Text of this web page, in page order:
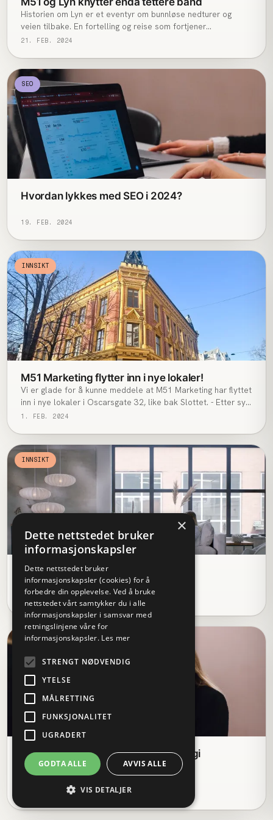
Historien om Lyn er et eventyr om bunnløse nedturer og
veien tilbake. En fortelling og reise som fortjener
oppmerksomhet.
21. FEB. 2024
SEO
Hvordan lykkes med SEO i 2024?
19. FEB. 2024
INNSIKT
M51 Marketing flytter inn i nye lokaler!
Vi er glade for å kunne meddele at M51 Marketing har flyttet
inn i nye lokaler i Oscarsgate 32, like bak Slottet. - Etter syv
år på Aker Brygge, er tiden moden for et miljøskifte, sier
1. FEB. 2024
INNSIKT
Showreel M51 - 2023
INNSIKT
Når enkle grep i sosiale medier kan gi
millionavkastning
12. OKT. 2023
×
Dette nettstedet bruker
informasjonskapsler
Dette nettstedet bruker
informasjonskapsler (cookies) for å
forbedre din opplevelse. Ved å bruke
nettstedet vårt samtykker du i alle
informasjonskapsler i samsvar med
retningslinjene våre for
informasjonskapsler. Les mer
STRENGT NØDVENDIG
YTELSE
MÅLRETTING
FUNKSJONALITET
UGRADERT
GODTA ALLE AVVIS ALLE
VIS DETALJER